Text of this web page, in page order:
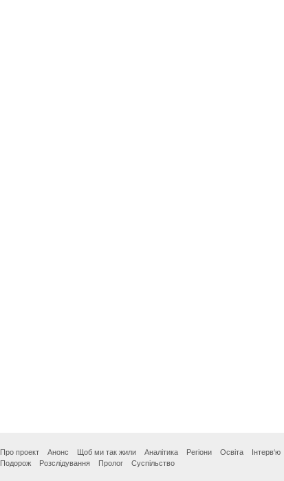
Про проект Анонс Щоб ми так жили Аналітика Регіони Освіта Інтерв‘ю
Подорож
Розслідування Пролог Суспільство